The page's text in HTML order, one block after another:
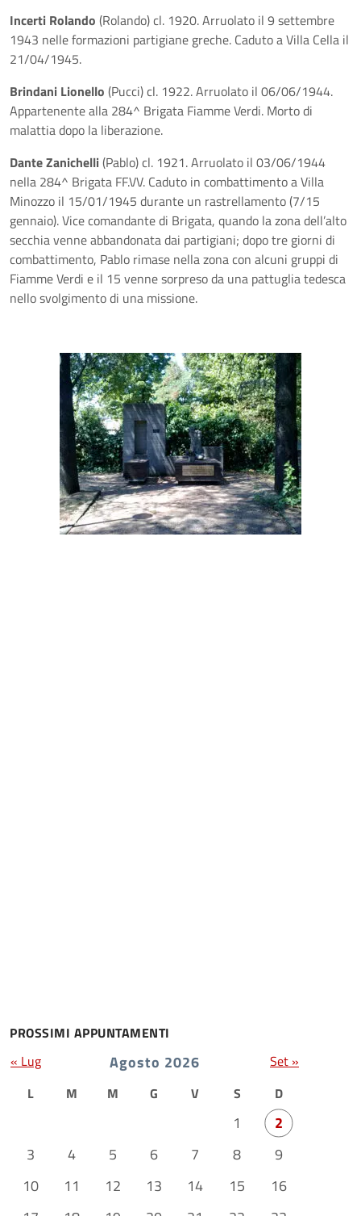
Incerti Rolando (Rolando) cl. 1920. Arruolato il 9 settembre
1943 nelle formazioni partigiane greche. Caduto a Villa Cella il
21/04/1945.
Brindani Lionello (Pucci) cl. 1922. Arruolato il 06/06/1944.
Appartenente alla 284^ Brigata Fiamme Verdi. Morto di
malattia dopo la liberazione.
Dante Zanichelli(Pablo) cl. 1921. Arruolato il 03/06/1944
nella 284^ Brigata FF.VV. Caduto in combattimento a Villa
Minozzo il 15/01/1945 durante un rastrellamento (7/15
gennaio). Vice comandante di Brigata, quando la zona dell’alto
secchia venne abbandonata dai partigiani; dopo tre giorni di
combattimento, Pablo rimase nella zona con alcuni gruppi di
Fiamme Verdi e il 15 venne sorpreso da una pattuglia tedesca
nello svolgimento di una missione.
PROSSIMI APPUNTAMENTI
Agosto 2026
L M M G V S D
1
2
3
4 5 6 7 8
9
10
11 12 13 14 15
16
« Lug Set »